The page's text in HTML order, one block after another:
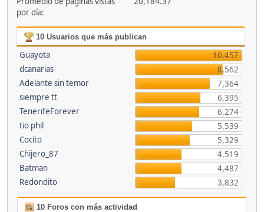
por día:
10 Usuarios que más publican
Guayota
10,457
dcanarias
8,562
Adelante sin temor
7,364
siempre tt
6,395
TenerifeForever
6,274
tio phil
5,539
Cocito
5,329
Chijero_87
4,519
Batman
4,487
Redondito
3,832
10 Foros con más actividad